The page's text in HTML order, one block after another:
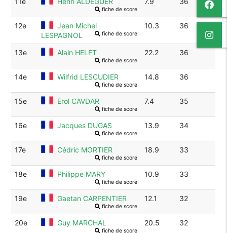
fiche de score
12e
Jean Michel
LESPAGNOL
fiche de score
10.3 36
13e Alain HELFT
fiche de score
22.2 36
14e Wilfrid LESCUDIER
fiche de score
14.8 36
15e Erol CAVDAR
fiche de score
7.4 35
16e Jacques DUGAS
fiche de score
13.9 34
17e Cédric MORTIER
fiche de score
18.9 33
18e Philippe MARY
fiche de score
10.9 33
19e Gaetan CARPENTIER
fiche de score
12.1 32
20e Guy MARCHAL
fiche de score
20.5 32